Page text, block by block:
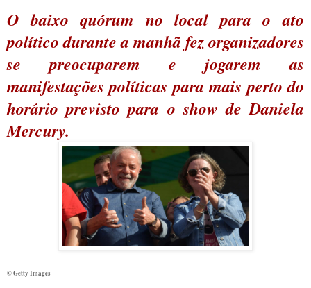
O baixo quórum no local para o ato
político durante a manhã fez organizadores
se preocuparem e jogarem as
manifestações políticas para mais perto do
horário previsto para o show de Daniela
Mercury.
© Getty Images